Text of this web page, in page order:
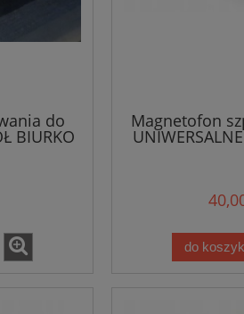
do
BIURKO
Magnetofon
do